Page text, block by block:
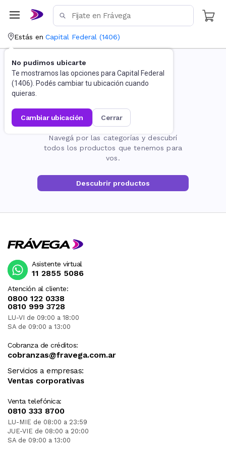
Estás en Capital Federal (1406)
No pudimos ubicarte
Te mostramos las opciones para Capital Federal
(1406). Podés cambiar tu ubicación cuando
quieras.
cambiar ubicación cerrar
La página no existe
Navegá por las categorías y descubrí
todos los productos que tenemos para
vos.
Descubrir productos
Atención al cliente:
0800 122 0338
0810 999 3728
LU-VI de 09:00 a 18:00
SA de 09:00 a 13:00
Cobranza de créditos:
cobranzas@fravega.com.ar
Servicios a empresas:
Ventas corporativas
Venta telefónica:
0810 333 8700
LU-MIE de 08:00 a 23:59
JUE-VIE de 08:00 a 20:00
SA de 09:00 a 13:00
Asistente virtual
11 2855 5086